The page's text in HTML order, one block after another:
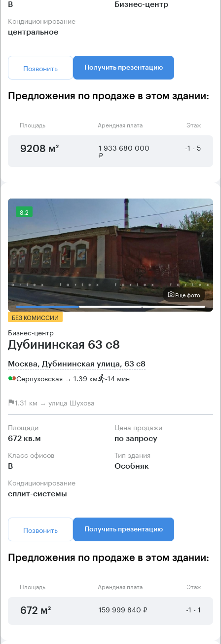
B Бизнес-центр
Кондиционирование
центральное
Позвонить Получить презентацию
Предложения по продаже в этом здании:
Площадь Арендная плата Этаж
9208 м² 1 933 680 000
₽
-1 - 5
8.2
Еще фото
БЕЗ КОМИССИИ
Бизнес-центр
Дубининская 63 с8
Москва, Дубининская улица, 63 с8
Серпуховская → 1.39 км ~14 мин
1.31 км → улица Шухова
Площади
672 кв.м
Цена продажи
по запросу
Класс офисов
B
Тип здания
Особняк
Кондиционирование
сплит-системы
Позвонить Получить презентацию
Предложения по продаже в этом здании:
Площадь Арендная плата Этаж
672 м² 159 999 840 ₽ -1 - 1